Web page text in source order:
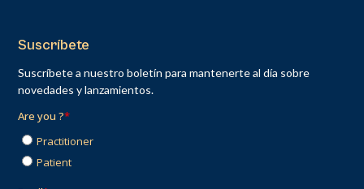
Suscríbete
Suscríbete a nuestro boletín para mantenerte al día sobre
novedades y lanzamientos.